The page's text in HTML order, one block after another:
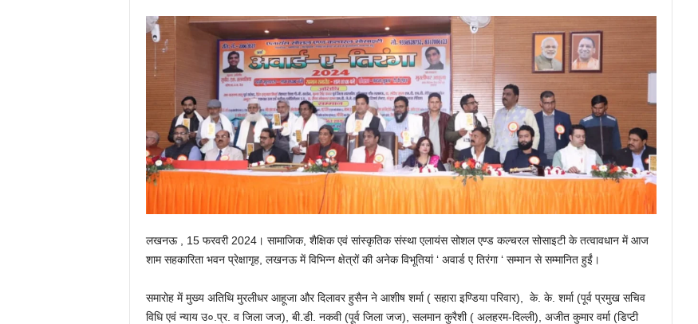
लखनऊ , 15 फरवरी 2024। सामाजिक, शैक्षिक एवं सांस्कृतिक संस्था एलायंस सोशल एण्ड कल्चरल सोसाइटी के तत्वावधान में आज
शाम सहकारिता भवन प्रेक्षागृह, लखनऊ में विभिन्न क्षेत्रों की अनेक विभूतियां ‘ अवार्ड ए तिरंगा ‘ सम्मान से सम्मानित हुईं।
समारोह में मुख्य अतिथि मुरलीधर आहूजा और दिलावर हुसैन ने आशीष शर्मा ( सहारा इण्डिया परिवार), के. के. शर्मा (पूर्व प्रमुख सचिव
विधि एवं न्याय उ०.प्र. व जिला जज), बी.डी. नकवी (पूर्व जिला जज), सलमान कुरैशी ( अलहरम-दिल्ली), अजीत कुमार वर्मा (डिप्टी